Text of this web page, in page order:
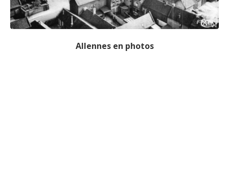
Allennes en photos